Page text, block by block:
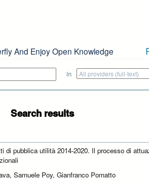
And Enjoy Open Knowledge
in
Search results
di pubblica utilità 2014-2020. Il processo di
Samuele Poy, Gianfranco Pomatto